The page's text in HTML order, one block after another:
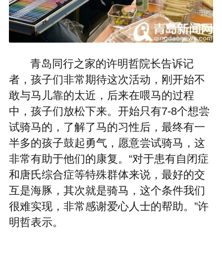
青岛同行之家的许明哲院长告诉记
者，孩子们非常期待这次活动，刚开始不
敢与马儿靠的太近，后来在喂马的过程
中，孩子们放松下来。开始只有7-8个想尝
试骑马的，了解了马的习性后，最终有一
半多的孩子鼓起勇气，愿意尝试骑马，这
非常有助于他们的康复。“对于患有自闭症
和唐氏综合症等特殊群体来说，最好的交
互是海豚，其次就是骑马，这个条件我们
很难实现，非常感谢爱心人士的帮助。”许
明哲表示。